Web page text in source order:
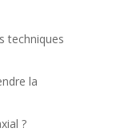
techniques
la
?